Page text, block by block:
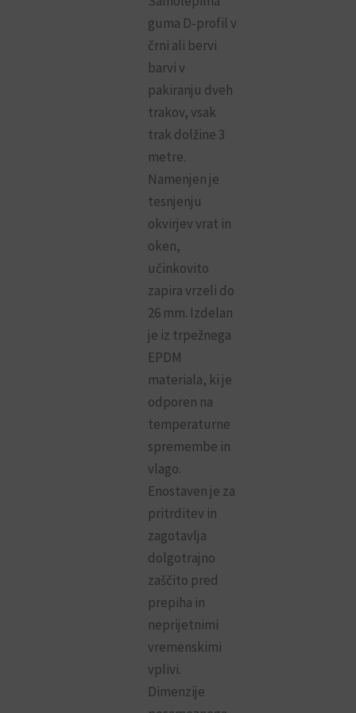
guma D-profil v
črni ali bervi
barvi v
pakiranju dveh
trakov, vsak
trak dolžine 3
metre.
Namenjen je
tesnjenju
okvirjev vrat in
oken,
učinkovito
zapira vrzeli do
26 mm. Izdelan
je iz trpežnega
EPDM
materiala, ki je
odporen na
temperaturne
spremembe in
vlago.
Enostaven je za
pritrditev in
zagotavlja
dolgotrajno
zaščito pred
prepiha in
neprijetnimi
vremenskimi
vplivi.
Dimenzije